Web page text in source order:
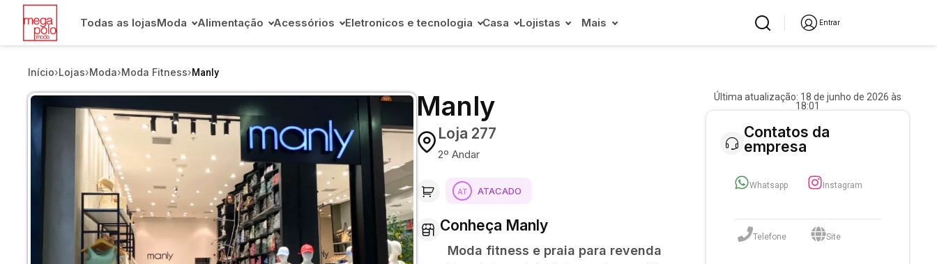
Todas as lojasModa Alimentação Acessórios Eletronicos e tecnologia Casa Lojistas Mais Entrar
Início›Lojas›Moda›Moda Fitness›Manly
Manly
Loja 277
2º Andar
ATACADO
Conheça Manly
Moda fitness e praia para revenda
Última atualização: 18 de junho de 2026 às
18:01
Contatos da
empresa
Whatsapp Instagram
Telefone Site